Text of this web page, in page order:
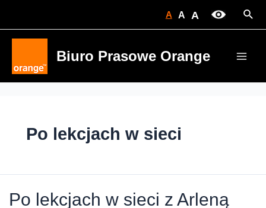
A A A
Biuro Prasowe Orange
Po lekcjach w sieci
Po lekcjach w sieci z Arleną